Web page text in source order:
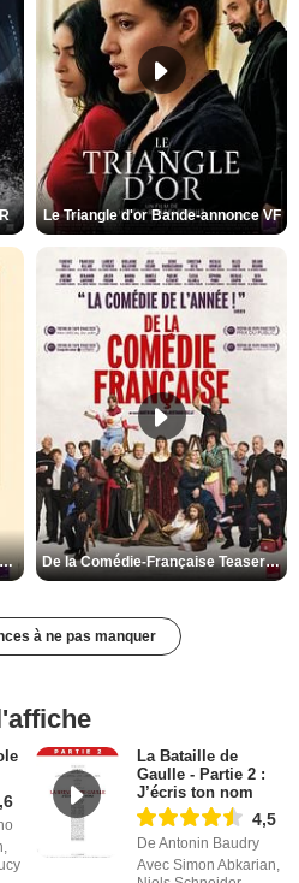
Le Triangle d'or Bande-annonce VF
Les Matins merveilleux Bande-annonce VF De la Comédie-Française Teaser VF
à ne pas manquer
La Bataille de
Gaulle - Partie 2 :
J’écris ton nom
4,5
De Antonin Baudry
Avec Simon Abkarian,